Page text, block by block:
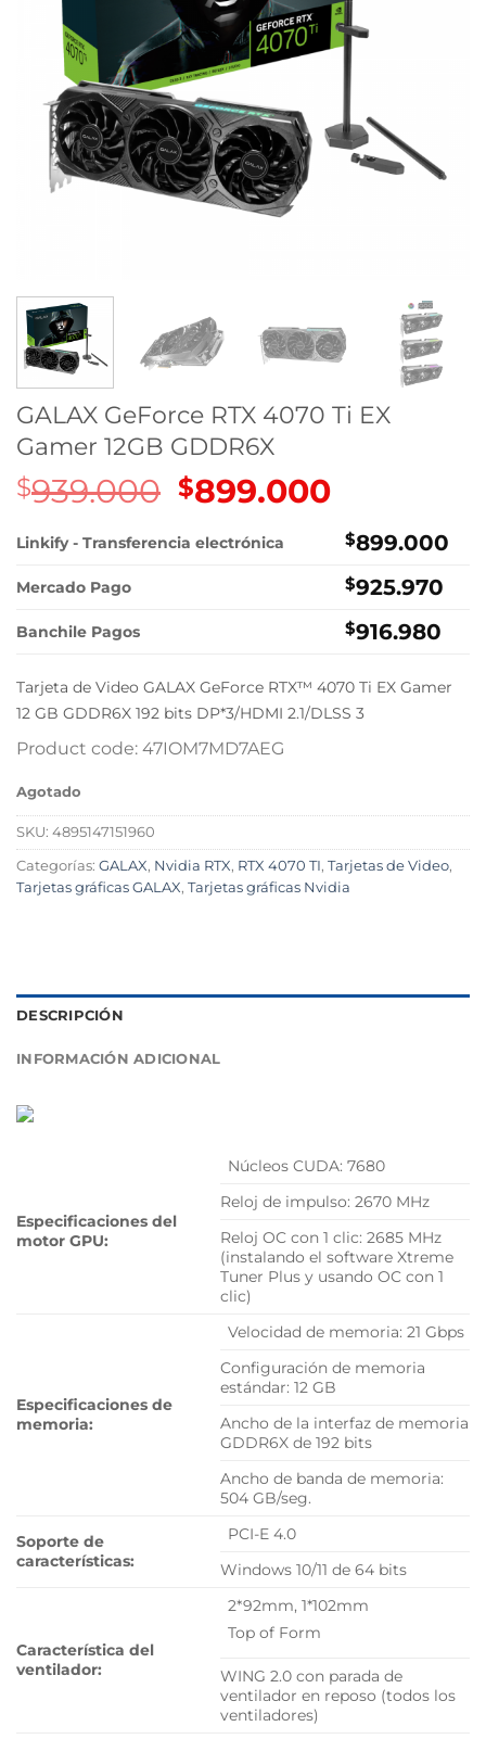
GALAX GeForce RTX 4070 Ti EX
Gamer 12GB GDDR6X
$939.000 El
precio
original
$899.000El
actual
$899.000.
Linkify - Transferencia electrónica $899.000
Mercado Pago $925.970
Banchile Pagos $916.980
Tarjeta de Video GALAX GeForce RTX™ 4070 Ti EX Gamer
12 GB GDDR6X 192 bits DP*3/HDMI 2.1/DLSS 3
Product code: 47IOM7MD7AEG
Agotado
SKU: 4895147151960
Categorías: GALAX, Nvidia RTX, RTX 4070 TI, Tarjetas de Video,
Tarjetas gráficas GALAX, Tarjetas gráficas Nvidia
DESCRIPCIÓN
INFORMACIÓN ADICIONAL
Especificaciones del
motor GPU:
Núcleos CUDA: 7680
Reloj de impulso: 2670 MHz
Reloj OC con 1 clic: 2685 MHz
(instalando el software Xtreme
Tuner Plus y usando OC con 1
clic)
Especificaciones de
memoria:
Velocidad de memoria: 21 Gbps
Configuración de memoria
estándar: 12 GB
Ancho de la interfaz de memoria
GDDR6X de 192 bits
Ancho de banda de memoria:
504 GB/seg.
Soporte de
características:
PCI-E 4.0
Windows 10/11 de 64 bits
Característica del
ventilador:
2*92mm, 1*102mm
Top of Form
WING 2.0 con parada de
ventilador en reposo (todos los
ventiladores)